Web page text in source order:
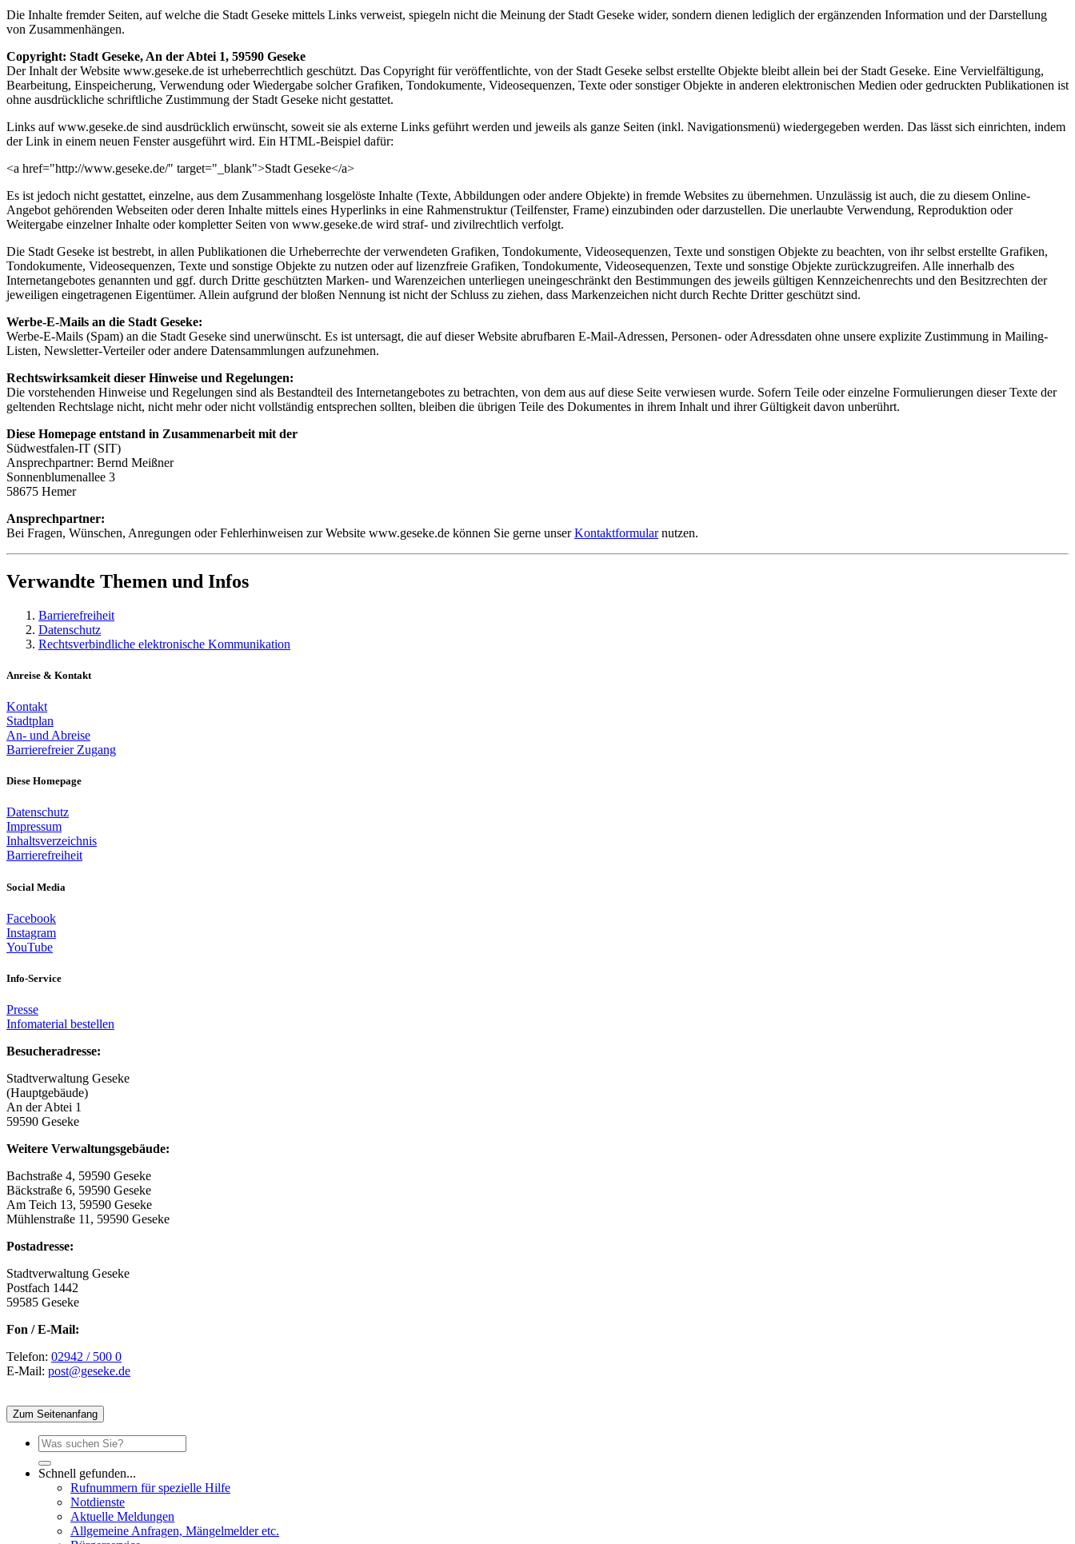
Die Inhalte fremder Seiten, auf welche die Stadt Geseke mittels Links verweist, spiegeln nicht die Meinung der Stadt Geseke wider, sondern dienen lediglich der ergänzenden Information und der Darstellung
von Zusammenhängen.
Copyright: Stadt Geseke, An der Abtei 1, 59590 Geseke
Der Inhalt der Website www.geseke.de ist urheberrechtlich geschützt. Das Copyright für veröffentlichte, von der Stadt Geseke selbst erstellte Objekte bleibt allein bei der Stadt Geseke. Eine Vervielfältigung,
Bearbeitung, Einspeicherung, Verwendung oder Wiedergabe solcher Grafiken, Tondokumente, Videosequenzen, Texte oder sonstiger Objekte in anderen elektronischen Medien oder gedruckten Publikationen ist
ohne ausdrückliche schriftliche Zustimmung der Stadt Geseke nicht gestattet.
Links auf www.geseke.de sind ausdrücklich erwünscht, soweit sie als externe Links geführt werden und jeweils als ganze Seiten (inkl. Navigationsmenü) wiedergegeben werden. Das lässt sich einrichten, indem
der Link in einem neuen Fenster ausgeführt wird. Ein HTML-Beispiel dafür:
<a href="http://www.geseke.de/" target="_blank">Stadt Geseke</a>
Es ist jedoch nicht gestattet, einzelne, aus dem Zusammenhang losgelöste Inhalte (Texte, Abbildungen oder andere Objekte) in fremde Websites zu übernehmen. Unzulässig ist auch, die zu diesem Online-
Angebot gehörenden Webseiten oder deren Inhalte mittels eines Hyperlinks in eine Rahmenstruktur (Teilfenster, Frame) einzubinden oder darzustellen. Die unerlaubte Verwendung, Reproduktion oder
Weitergabe einzelner Inhalte oder kompletter Seiten von www.geseke.de wird straf- und zivilrechtlich verfolgt.
Die Stadt Geseke ist bestrebt, in allen Publikationen die Urheberrechte der verwendeten Grafiken, Tondokumente, Videosequenzen, Texte und sonstigen Objekte zu beachten, von ihr selbst erstellte Grafiken,
Tondokumente, Videosequenzen, Texte und sonstige Objekte zu nutzen oder auf lizenzfreie Grafiken, Tondokumente, Videosequenzen, Texte und sonstige Objekte zurückzugreifen. Alle innerhalb des
Internetangebotes genannten und ggf. durch Dritte geschützten Marken- und Warenzeichen unterliegen uneingeschränkt den Bestimmungen des jeweils gültigen Kennzeichenrechts und den Besitzrechten der
jeweiligen eingetragenen Eigentümer. Allein aufgrund der bloßen Nennung ist nicht der Schluss zu ziehen, dass Markenzeichen nicht durch Rechte Dritter geschützt sind.
Werbe-E-Mails an die Stadt Geseke:
Werbe-E-Mails (Spam) an die Stadt Geseke sind unerwünscht. Es ist untersagt, die auf dieser Website abrufbaren E-Mail-Adressen, Personen- oder Adressdaten ohne unsere explizite Zustimmung in Mailing-
Listen, Newsletter-Verteiler oder andere Datensammlungen aufzunehmen.
Rechtswirksamkeit dieser Hinweise und Regelungen:
Die vorstehenden Hinweise und Regelungen sind als Bestandteil des Internetangebotes zu betrachten, von dem aus auf diese Seite verwiesen wurde. Sofern Teile oder einzelne Formulierungen dieser Texte der
geltenden Rechtslage nicht, nicht mehr oder nicht vollständig entsprechen sollten, bleiben die übrigen Teile des Dokumentes in ihrem Inhalt und ihrer Gültigkeit davon unberührt.
Diese Homepage entstand in Zusammenarbeit mit der
Südwestfalen-IT (SIT)
Ansprechpartner: Bernd Meißner
Sonnenblumenallee 3
58675 Hemer
Ansprechpartner:
Bei Fragen, Wünschen, Anregungen oder Fehlerhinweisen zur Website www.geseke.de können Sie gerne unserKontaktformularnutzen.
Verwandte Themen und Infos
Barrierefreiheit
Datenschutz
Rechtsverbindliche elektronische Kommunikation
Anreise & Kontakt
Kontakt
Stadtplan
An- und Abreise
Barrierefreier Zugang
Diese Homepage
Datenschutz
Impressum
Inhaltsverzeichnis
Barrierefreiheit
Social Media
Facebook
Instagram
YouTube
Info-Service
Presse
Infomaterial bestellen
Besucheradresse:
Stadtverwaltung Geseke
(Hauptgebäude)
An der Abtei 1
59590 Geseke
Weitere Verwaltungsgebäude:
Bachstraße 4, 59590 Geseke
Bäckstraße 6, 59590 Geseke
Am Teich 13, 59590 Geseke
Mühlenstraße 11, 59590 Geseke
Postadresse:
Stadtverwaltung Geseke
Postfach 1442
59585 Geseke
Fon / E-Mail:
Telefon: 02942 / 500 0
E-Mail: post@geseke.de
Zum Seitenanfang
Schnell gefunden...
Rufnummern für spezielle Hilfe
Notdienste
Aktuelle Meldungen
Allgemeine Anfragen, Mängelmelder etc.